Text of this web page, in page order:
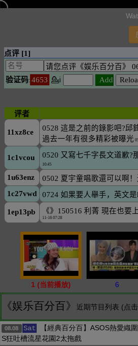
1 (当前播放) 6
《娱乐百分百》 近期节目列表 (点
08.08 Sat
【經典百分百】ASOS熱愛織
S狂吐槽流星花園2太拖戲